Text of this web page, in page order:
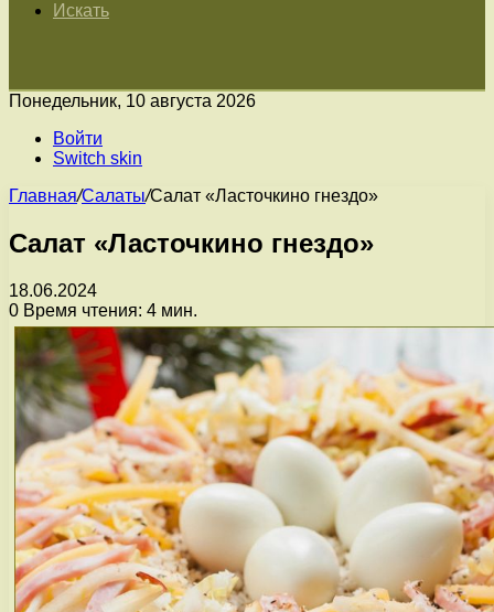
Искать
Понедельник, 10 августа 2026
Войти
Switch skin
Главная/Салаты/Салат «Ласточкино гнездо»
Салат «Ласточкино гнездо»
18.06.2024
0 Время чтения: 4 мин.